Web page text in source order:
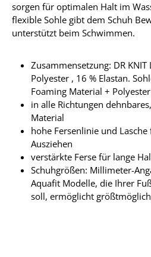
sorgen für optimalen Halt im
flexible Sohle gibt dem Schuh
unterstützt beim Schwimmen.
Zusammensetzung: DR
Polyester , 16 % Elastan.
Foaming Material +
in alle Richtungen
Material
hohe Fersenlinie und
Ausziehen
verstärkte Ferse für lange
Schuhgrößen: Millimeter-
Aquafit Modelle, die Ihrer
soll, ermöglicht